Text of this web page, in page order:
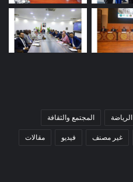
الرياضة المجتمع والثقافة
غير مصنف فيديو مقالات